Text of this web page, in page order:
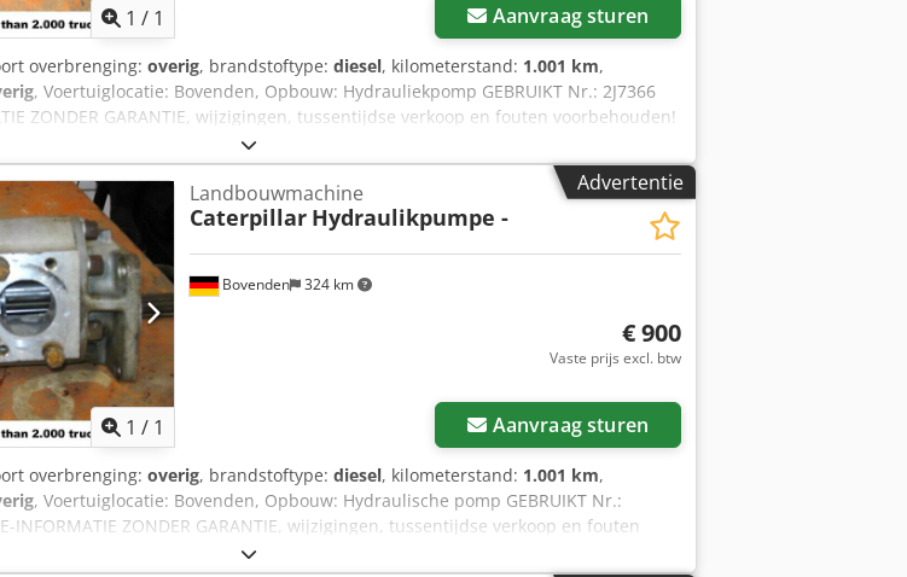
1 / 1 Aanvraag sturen
overbrenging: overig, brandstoftype: diesel, kilometerstand: 1.001 km,
, Voertuiglocatie: Bovenden, Opbouw: Hydrauliekpomp GEBRUIKT Nr.: 2J7366
ZONDER GARANTIE, wijzigingen, tussentijdse verkoop en fouten voorbehouden!
Advertentie
1 / 1
Bovenden 324 km
Landbouwmachine
Caterpillar Hydraulikpumpe -
€ 900
Vaste prijs excl. btw
Aanvraag sturen
overbrenging: overig, brandstoftype: diesel, kilometerstand: 1.001 km,
, Voertuiglocatie: Bovenden, Opbouw: Hydraulische pomp GEBRUIKT Nr.:
INFORMATIE ZONDER GARANTIE, wijzigingen, tussentijdse verkoop en fouten